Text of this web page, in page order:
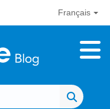
Français